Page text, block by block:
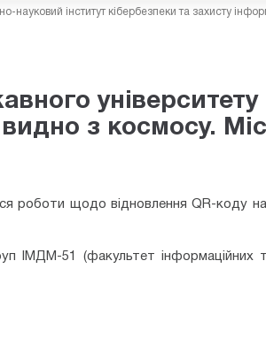
науковий інститут кібербезпеки та захисту
університету
з космосу.
роботи щодо відновлення QR-коду
ІМДМ-51 (факультет